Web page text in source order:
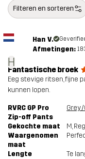
Filteren en sorteren
H
Han V.
Afmetingen:
Fantastische broek
Eeg stevige ritsen, fijne
kunnen lopen.
RVRC GP Pro
Zip-off Pants
Gekochte maat M,
Waargenomen
maat
Lengte Te